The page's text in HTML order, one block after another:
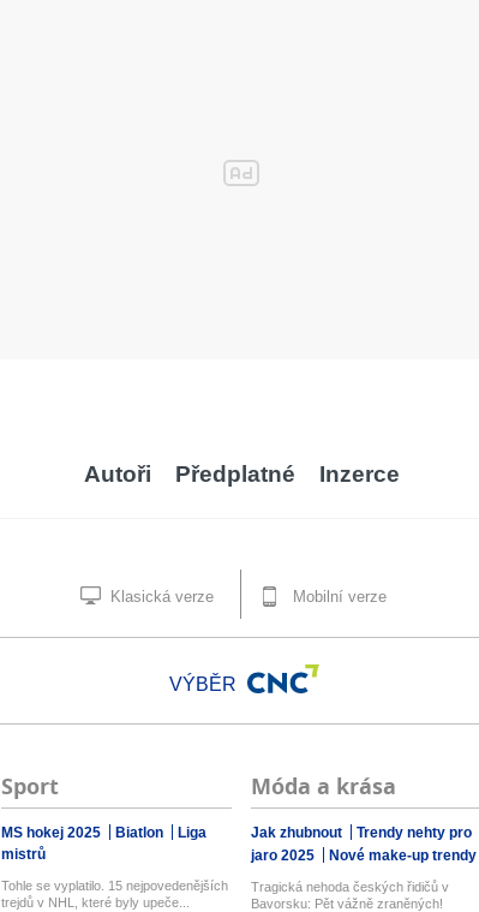
Autoři Předplatné Inzerce
Klasická verze Mobilní verze
VÝBĚR
Sport
MS hokej 2025 Biatlon
Liga
mistrů
Tohle se vyplatilo. 15 nejpovedenějších
trejdů v NHL, které byly upeče...
Móda a krása
Jak zhubnout
Trendy nehty pro
jaro 2025
Nové make-up trendy
Tragická nehoda českých řidičů v
Bavorsku: Pět vážně zraněných!